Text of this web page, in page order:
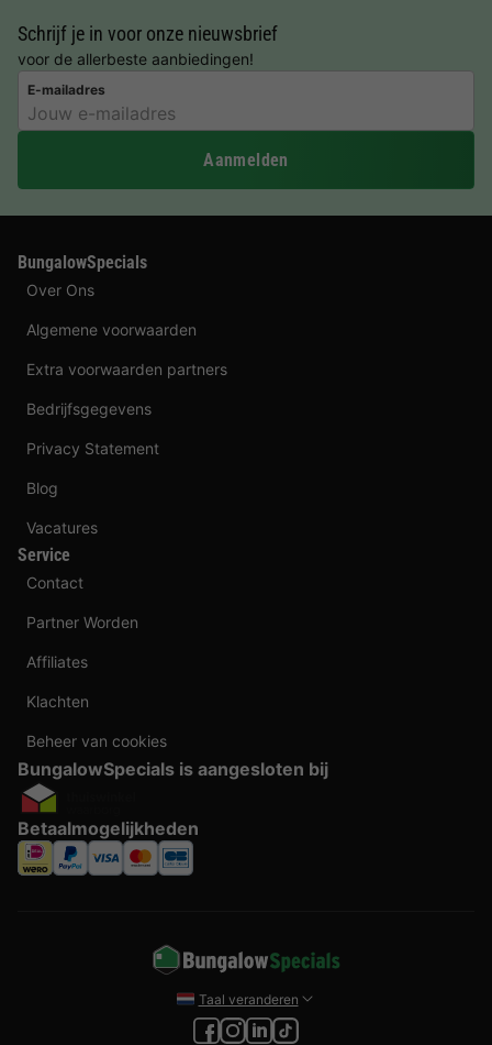
Schrijf je in voor onze nieuwsbrief
voor de allerbeste aanbiedingen!
E-mailadres
Aanmelden
BungalowSpecials
Over Ons
Algemene voorwaarden
Extra voorwaarden partners
Bedrijfsgegevens
Privacy Statement
Blog
Vacatures
Service
Contact
Partner Worden
Affiliates
Klachten
Beheer van cookies
BungalowSpecials is aangesloten bij
Betaalmogelijkheden
Taal veranderen